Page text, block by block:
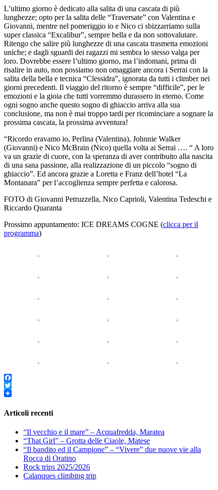
L’ultimo giorno è dedicato alla salita di una cascata di più
lunghezze; opto per la salita delle “Traversate” con Valentina e
Giovanni, mentre nel pomeriggio io e Nico ci sbizzarriamo sulla
super classica “Excalibur”, sempre bella e da non sottovalutare.
Ritengo che salire più lunghezze di una cascata trasmetta emozioni
uniche; e dagli sguardi dei ragazzi mi sembra lo stesso valga per
loro. Dovrebbe essere l’ultimo giorno, ma l’indomani, prima di
risalire in auto, non possiamo non omaggiare ancora i Serrai con la
salita della bella e tecnica “Clessidra”, ignorata da tutti i climber nei
giorni precedenti. Il viaggio del ritorno è sempre “difficile”, per le
emozioni e la gioia che tutti vorremmo durassero in eterno. Come
ogni sogno anche questo sogno di ghiaccio arriva alla sua
conclusione, ma non è mai troppo tardi per ricominciare a sognare la
prossima cascata, la prossima avventura!
“Ricordo eravamo io, Perlina (Valentina), Johnnie Walker
(Giovanni) e Nico McBrain (Nico) quella volta ai Serrai …. “ A loro
va un grazie di cuore, con la speranza di aver contribuito alla nascita
di una sana passione, alla realizzazione di un piccolo “sogno di
ghiaccio”. Ed ancora grazie a Loretta e Franz dell’hotel “La
Montanara” per l’accoglienza sempre perfetta e calorosa.
FOTO di Giovanni Petruzzella, Nico Caprioli, Valentina Tedeschi e
Riccardo Quaranta
Prossimo appuntamento: ICE DREAMS COGNE (clicca per il
programma)
Facebook
Twitter
Articoli recenti
“Il vecchio e il mare” – Acquafredda, Maratea
“That Girl” – Grotta delle Ciaole, Matese
“Il bandito ed il Campione” – “Vivere” due nuove vie alla
Rocca di Oratino
Rock trips 2025/2026
Calanques climbing trip